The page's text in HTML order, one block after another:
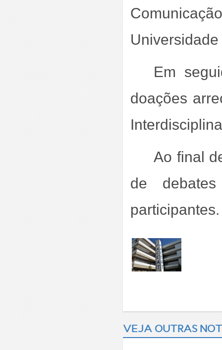
Em
doações
Ao final
de
participantes.
VEJA OUTRAS